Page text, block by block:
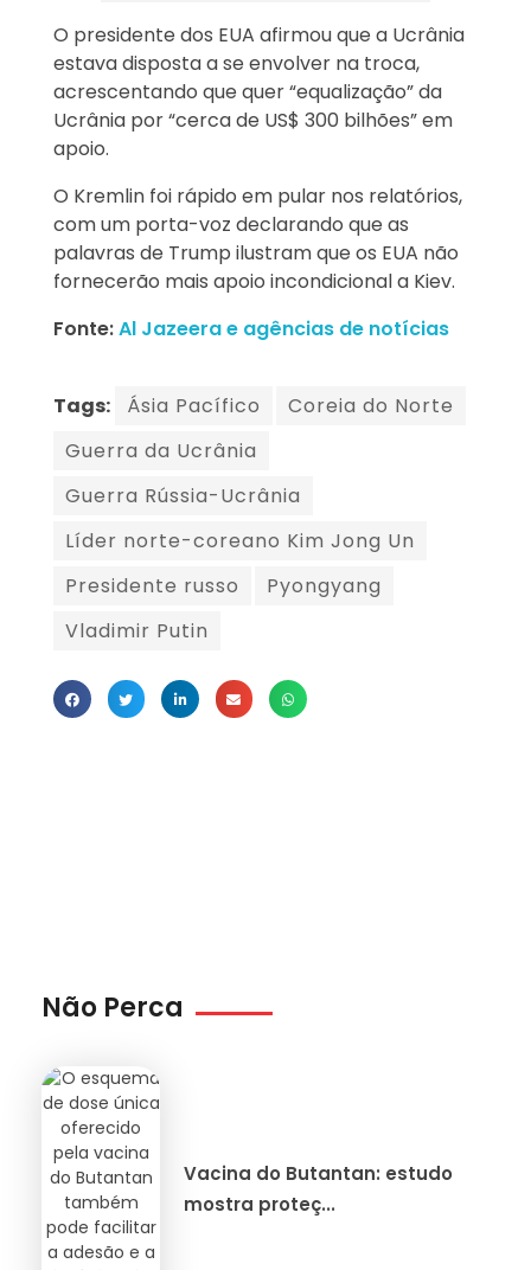
O presidente dos EUA afirmou que a Ucrânia
estava disposta a se envolver na troca,
acrescentando que quer “equalização” da
Ucrânia por “cerca de US$ 300 bilhões” em
apoio.
O Kremlin foi rápido em pular nos relatórios,
com um porta-voz declarando que as
palavras de Trump ilustram que os EUA não
fornecerão mais apoio incondicional a Kiev.
Fonte:Al Jazeera e agências de notícias
Tags: Ásia Pacífico
Coreia do Norte
Guerra da Ucrânia
Guerra Rússia-Ucrânia
Líder norte-coreano Kim Jong Un
Presidente russo
Pyongyang
Vladimir Putin
Não Perca
Vacina do Butantan: estudo
mostra proteç...